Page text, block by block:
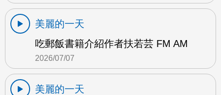
美麗的一天
吃郵飯書籍介紹作者扶若芸 FM AM
2026/07/07
美麗的一天